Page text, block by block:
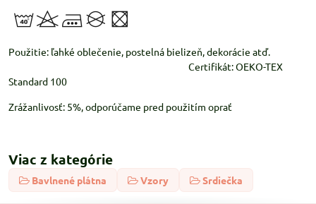
Použitie: ľahké oblečenie, postelná bielizeň, dekorácie atď.
Certifikát: OEKO-TEX
Standard 100
Zrážanlivosť: 5%, odporúčame pred použitím oprať
Viac z kategórie
Bavlnené plátna Vzory Srdiečka